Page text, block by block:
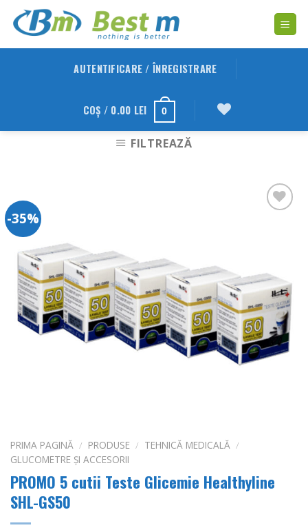
AUTENTIFICARE / ÎNREGISTRARE
COȘ / 0.00 LEI 0
FILTREAZĂ
-35%
PRIMA PAGINĂ / PRODUSE / TEHNICĂ MEDICALĂ /
GLUCOMETRE ȘI ACCESORII
PROMO 5 cutii Teste Glicemie Healthyline
SHL-GS50